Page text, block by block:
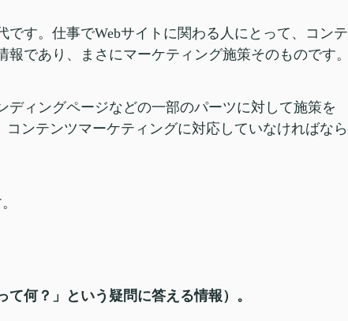
す。仕事でWebサイトに関わる人にとって、コンテ
であり、まさにマーケティング施策そのものです。
ィングページなどの一部のパーツに対して施策を
ンテンツマーケティングに対応していなければなら
何？」という疑問に答える情報）。